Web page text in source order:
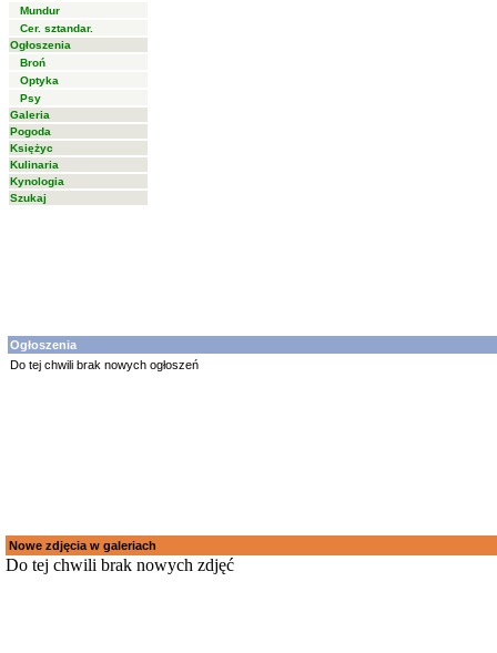
Ogłoszenia
Do tej chwili brak nowych ogłoszeń
Nowe zdjęcia w galeriach
Do tej chwili brak nowych zdjęć
Mundur
Cer. sztandar.
Ogłoszenia
Broń
Optyka
Psy
Galeria
Pogoda
Księżyc
Kulinaria
Kynologia
Szukaj